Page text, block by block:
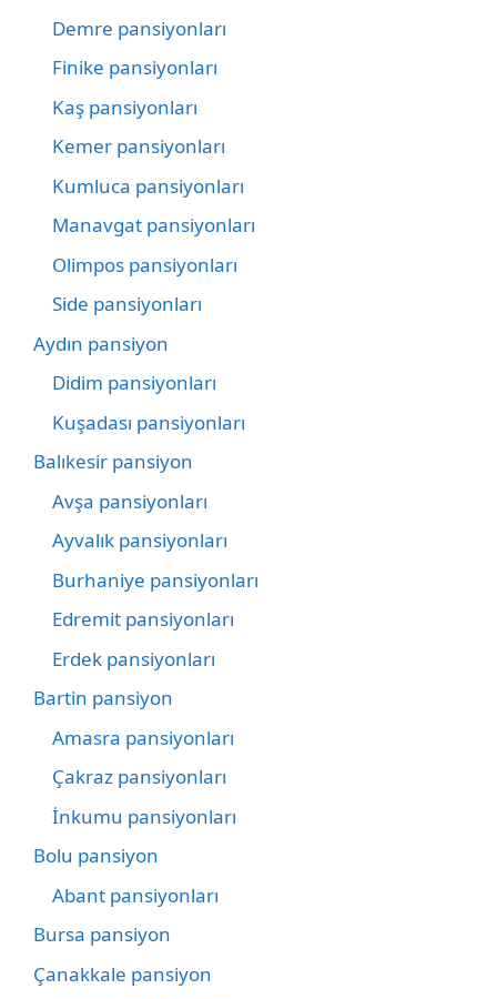
Demre pansiyonları
Finike pansiyonları
Kaş pansiyonları
Kemer pansiyonları
Kumluca pansiyonları
Manavgat pansiyonları
Olimpos pansiyonları
Side pansiyonları
Aydın pansiyon
Didim pansiyonları
Kuşadası pansiyonları
Balıkesir pansiyon
Avşa pansiyonları
Ayvalık pansiyonları
Burhaniye pansiyonları
Edremit pansiyonları
Erdek pansiyonları
Bartin pansiyon
Amasra pansiyonları
Çakraz pansiyonları
İnkumu pansiyonları
Bolu pansiyon
Abant pansiyonları
Bursa pansiyon
Çanakkale pansiyon